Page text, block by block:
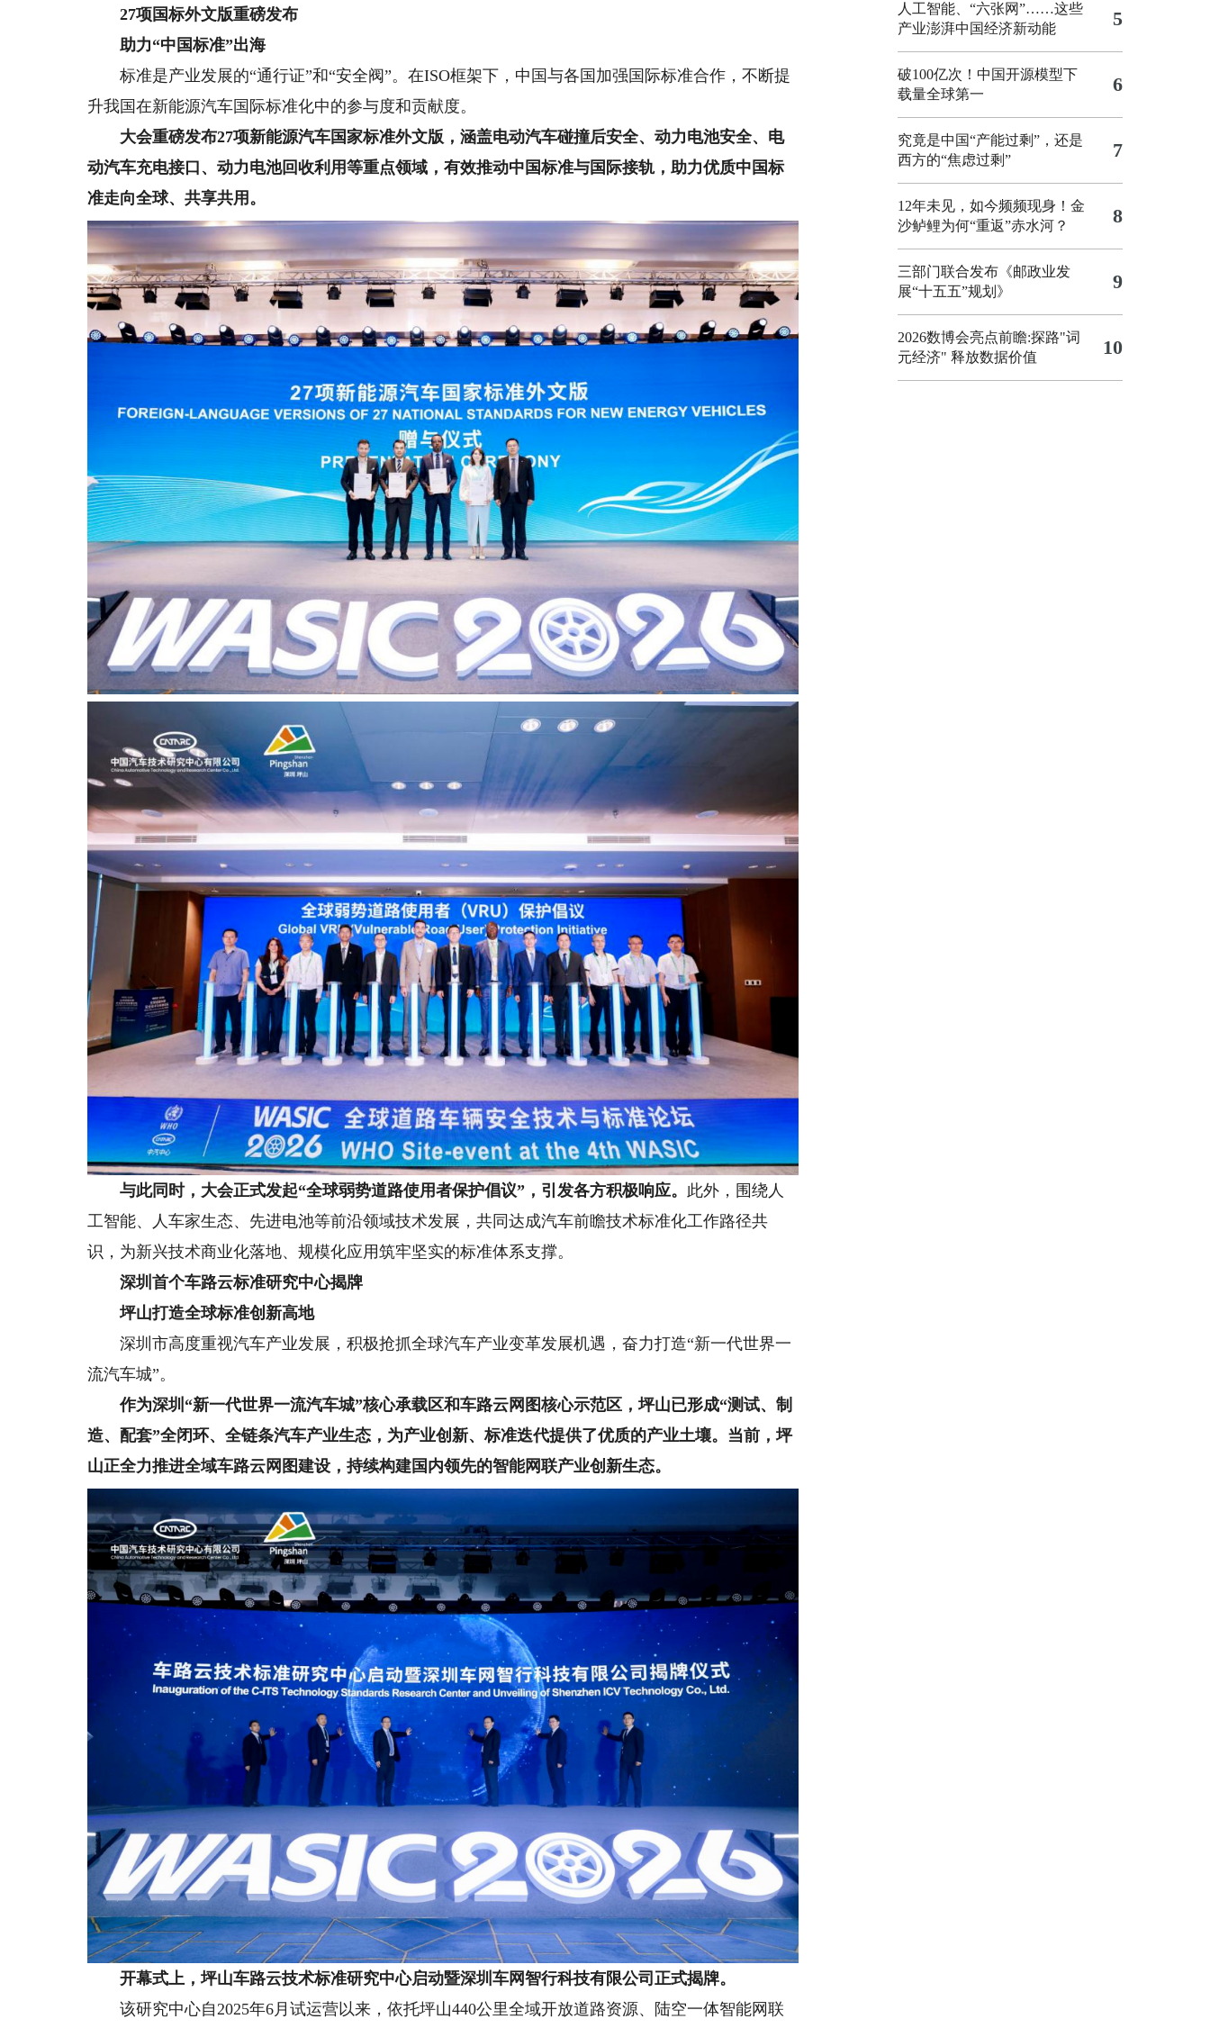
27项国标外文版重磅发布
助力“中国标准”出海
标准是产业发展的“通行证”和“安全阀”。在ISO框架下，中国与各国加强国际标准合作，不断提
升我国在新能源汽车国际标准化中的参与度和贡献度。
大会重磅发布27项新能源汽车国家标准外文版 ，涵盖电动汽车碰撞后安全、动力电池安全、电
动汽车充电接口、动力电池回收利用等重点领域，有效推动中国标准与国际接轨，助力优质中国标
准走向全球、共享共用。
与此同时，大会正式发起“全球弱势道路使用者保护倡议”，引发各方积极响应。 此外，围绕人
工智能、人车家生态、先进电池等前沿领域技术发展，共同达成汽车前瞻技术标准化工作路径共
识，为新兴技术商业化落地、规模化应用筑牢坚实的标准体系支撑。
深圳首个车路云标准研究中心揭牌
坪山打造全球标准创新高地
深圳市高度重视汽车产业发展，积极抢抓全球汽车产业变革发展机遇，奋力打造“新一代世界一
流汽车城”。
作为深圳“新一代世界一流汽车城”核心承载区和车路云网图核心示范区 ，坪山已形成“测试、制
造、配套”全闭环、全链条汽车产业生态，为产业创新、标准迭代提供了优质的产业土壤。当前，坪
山正全力推进全域车路云网图建设，持续构建国内领先的智能网联产业创新生态。
开幕式上，坪山车路云技术标准研究中心启动暨深圳车网智行科技有限公司正式揭牌。
该研究中心自2025年6月试运营以来，依托坪山440公里全域开放道路资源、陆空一体智能网联
人工智能、“六张网”……这些
产业澎湃中国经济新动能
5
破100亿次！中国开源模型下
载量全球第一
6
究竟是中国“产能过剩”，还是
西方的“焦虑过剩”
7
12年未见，如今频频现身！金
沙鲈鲤为何“重返”赤水河？
8
三部门联合发布《邮政业发
展“十五五”规划》
9
2026数博会亮点前瞻:探路"词
元经济" 释放数据价值
10